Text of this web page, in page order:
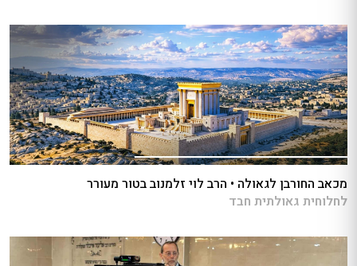
מכאב החורבן לגאולה • הרב לוי זלמנוב בטור מעורר
לחלוחית גאולתית חבד